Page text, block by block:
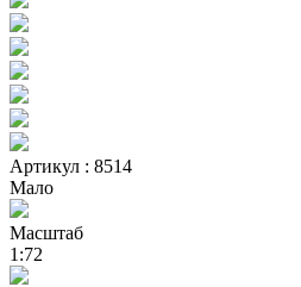
Артикул : 8514
Мало
Масштаб
1:72